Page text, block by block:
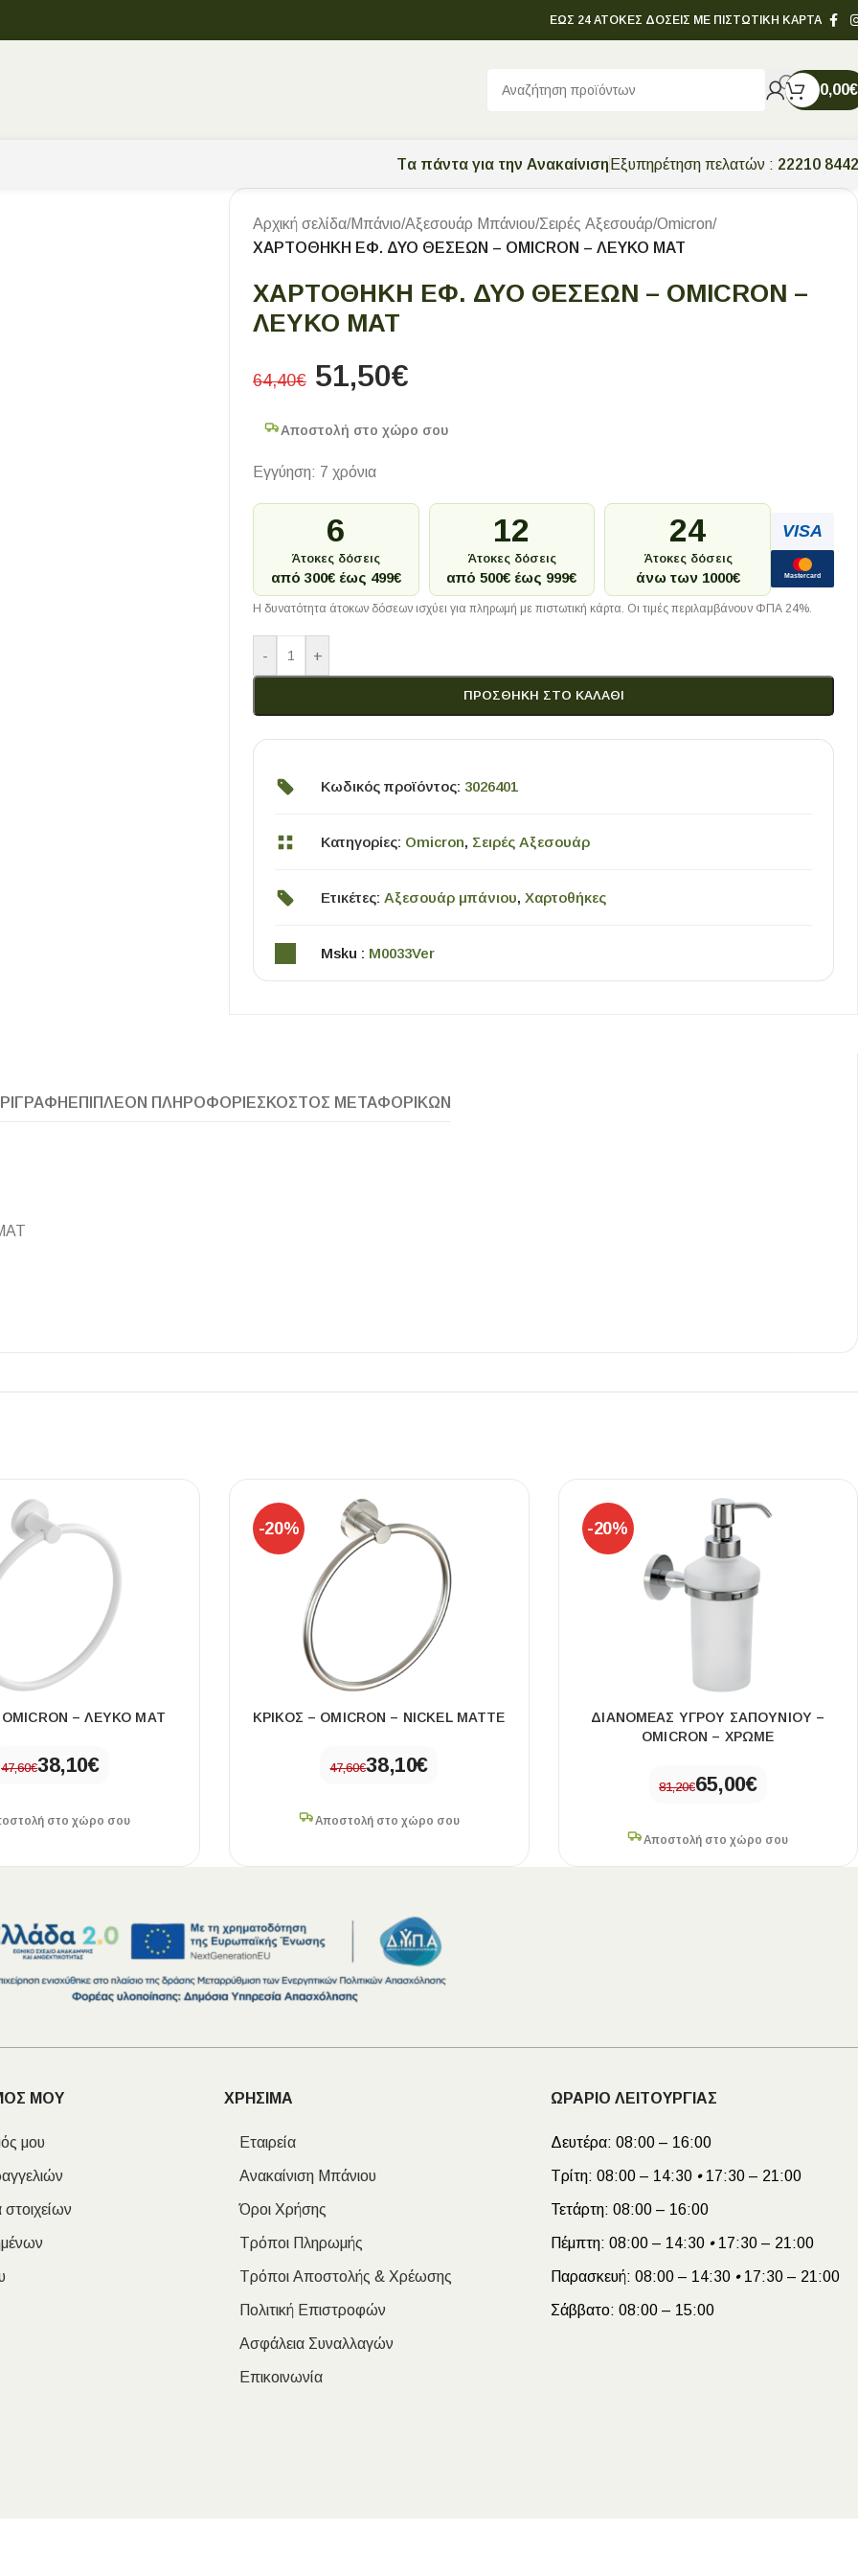
ΕΩΣ 24 ΑΤΟΚΕΣ ΔΟΣΕΙΣ ΜΕ ΠΙΣΤΩΤΙΚΗ ΚΑΡΤΑ
0,00€
Οδηγός Αγοράς Πλακιδίων
ΔΕΣ ΤΟ
Tα πάντα για την Ανακαίνιση Εξυπηρέτηση πελατών : 22210
Αρχική σελίδα/Μπάνιο/Αξεσουάρ Μπάνιου/Σειρές Αξεσουάρ/Omicron/
ΧΑΡΤΟΘΗΚΗ ΕΦ. ΔΥΟ ΘΕΣΕΩΝ – OMICRON – ΛΕΥΚΟ ΜΑΤ
ΧΑΡΤΟΘΗΚΗ ΕΦ. ΔΥΟ ΘΕΣΕΩΝ – OMICRON –
ΛΕΥΚΟ ΜΑΤ
64,40€ 51,50€
Αποστολή στο χώρο σου
Εγγύηση: 7 χρόνια
6
Άτοκες δόσεις
από 300€ έως 499€
12
Άτοκες δόσεις
από 500€ έως 999€
24
Άτοκες δόσεις
άνω των 1000€
VISA
Mastercard
Η δυνατότητα άτοκων δόσεων ισχύει για πληρωμή με πιστωτική κάρτα. Οι τιμές περιλαμβάνουν ΦΠΑ 24%.
- +
ΠΡΟΣΘΉΚΗ ΣΤΟ ΚΑΛΆΘΙ
Κωδικός προϊόντος: 3026401
Κατηγορίες: Omicron, Σειρές Αξεσουάρ
Ετικέτες: Αξεσουάρ μπάνιου, Χαρτοθήκες
Msku : M0033Ver
ΕΠΙΠΛΈΟΝ ΠΛΗΡΟΦΟΡΊΕΣ ΚΌΣΤΟΣ ΜΕΤΑΦΟΡΙΚΏΝ
– ΛΕΥΚΟ ΜΑΤ
47,60€38,10€
στο χώρο σου
-20%
ΚΡΙΚΟΣ – OMICRON – NICKEL MATTE
47,60€38,10€
Αποστολή στο χώρο σου
-20%
ΔΙΑΝΟΜΕΑΣ ΥΓΡΟΥ ΣΑΠΟΥΝΙΟΥ –
OMICRON – ΧΡΩΜΕ
81,20€65,00€
Αποστολή στο χώρο σου
ΜΟΥ
μου
ΧΡΗΣΙΜΑ
Εταιρεία
Ανακαίνιση Μπάνιου
Όροι Χρήσης
Τρόποι Πληρωμής
Τρόποι Αποστολής & Χρέωσης
Πολιτική Επιστροφών
Ασφάλεια Συναλλαγών
Επικοινωνία
ΩΡΑΡΙΟ ΛΕΙΤΟΥΡΓΙΑΣ
Δευτέρα: 08:00 – 16:00
Τρίτη: 08:00 – 14:30 •17:30 – 21:00
Τετάρτη: 08:00 – 16:00
Πέμπτη: 08:00 – 14:30 •17:30 – 21:00
Παρασκευή: 08:00 – 14:30 •17:30 – 21:00
Σάββατο: 08:00 – 15:00